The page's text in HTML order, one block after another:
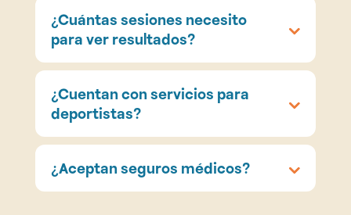
¿Cuántas sesiones necesito
para ver resultados?
¿Cuentan con servicios para
deportistas?
¿Aceptan seguros médicos?